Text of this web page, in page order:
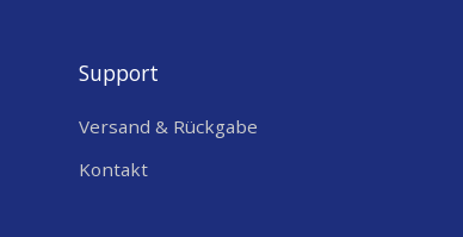
Support
Versand & Rückgabe
Kontakt